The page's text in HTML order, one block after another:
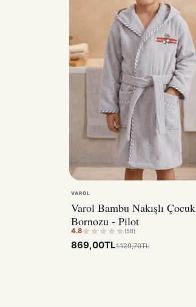
Varol Bambu Nakışlı Çocuk
Bornozu - Pilot
4.8 (58)
869,00TL 1.129,70TL